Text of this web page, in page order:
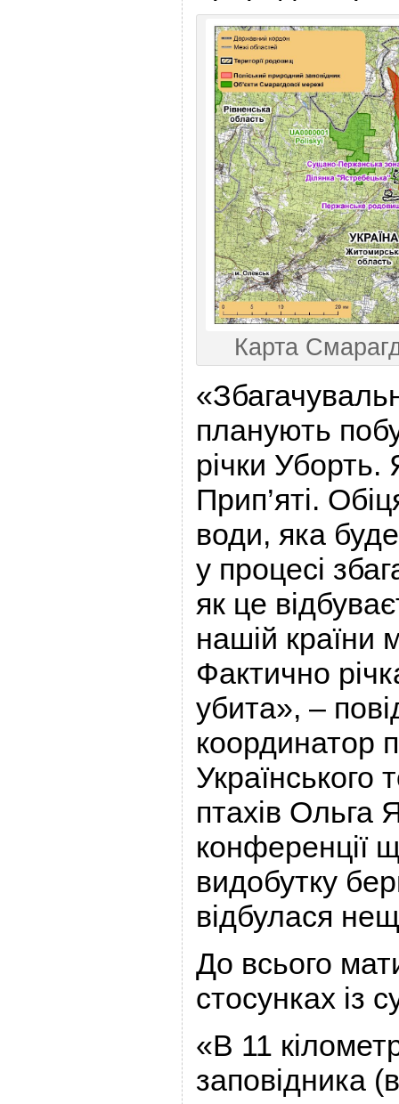
Карта
планують
річки
Прип’яті.
води, яка
у процесі
як це
нашій країни
Фактично
убита», –
координатор
Українського
птахів Ольга
конференції
видобутку
відбулася
До всього
стосунках із
«В 11
заповідника